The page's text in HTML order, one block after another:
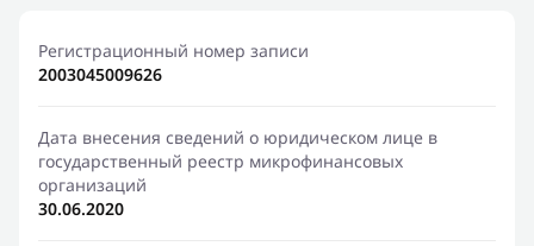
Регистрационный номер записи
2003045009626
Дата внесения сведений о юридическом лице в
государственный реестр микрофинансовых
организаций
30.06.2020